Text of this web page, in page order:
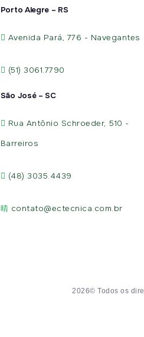
Porto Alegre – RS
Avenida Pará, 776 - Navegantes
(51) 3061.7790
São José – SC
Rua Antônio Schroeder, 510 -
Barreiros
(48) 3035.4439
contato@ectecnica.com.br
2026© Todos os